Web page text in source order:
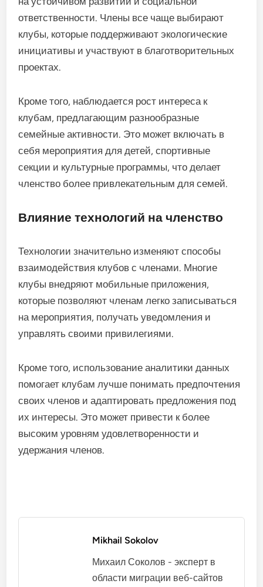
ответственности. Члены все чаще выбирают
клубы, которые поддерживают экологические
инициативы и участвуют в благотворительных
проектах.
Кроме того, наблюдается рост интереса к
клубам, предлагающим разнообразные
семейные активности. Это может включать в
себя мероприятия для детей, спортивные
секции и культурные программы, что делает
членство более привлекательным для семей.
Влияние технологий на членство
Технологии значительно изменяют способы
взаимодействия клубов с членами. Многие
клубы внедряют мобильные приложения,
которые позволяют членам легко записываться
на мероприятия, получать уведомления и
управлять своими привилегиями.
Кроме того, использование аналитики данных
помогает клубам лучше понимать предпочтения
своих членов и адаптировать предложения под
их интересы. Это может привести к более
высоким уровням удовлетворенности и
удержания членов.
Mikhail Sokolov
Михаил Соколов - эксперт в
области миграции веб-сайтов